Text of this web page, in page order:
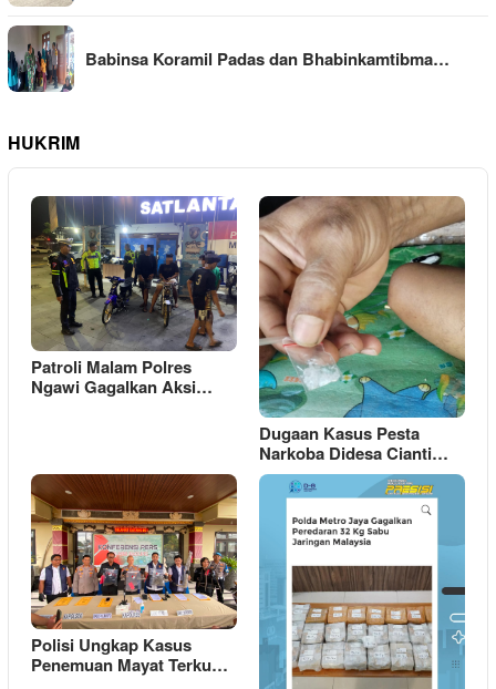
Babinsa Koramil Padas dan Bhabinkamtibma…
HUKRIM
Patroli Malam Polres
Ngawi Gagalkan Aksi…
Dugaan Kasus Pesta
Narkoba Didesa Cianti…
Polisi Ungkap Kasus
Penemuan Mayat Terku…